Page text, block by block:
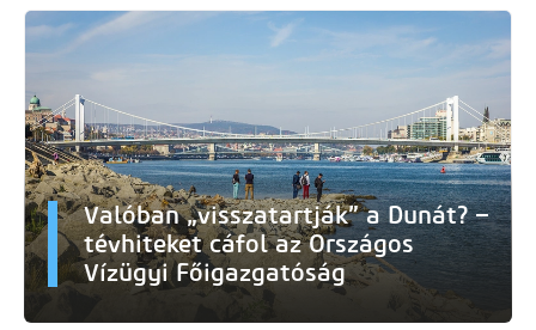
Valóban „visszatartják” a Dunát? –
tévhiteket cáfol az Országos
Vízügyi Főigazgatóság